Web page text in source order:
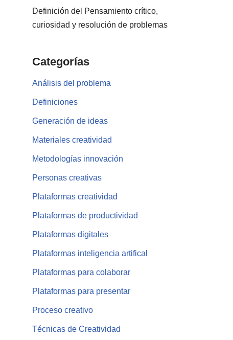
Definición del Pensamiento crítico,
curiosidad y resolución de problemas
Categorías
Análisis del problema
Definiciones
Generación de ideas
Materiales creatividad
Metodologías innovación
Personas creativas
Plataformas creatividad
Plataformas de productividad
Plataformas digitales
Plataformas inteligencia artifical
Plataformas para colaborar
Plataformas para presentar
Proceso creativo
Técnicas de Creatividad